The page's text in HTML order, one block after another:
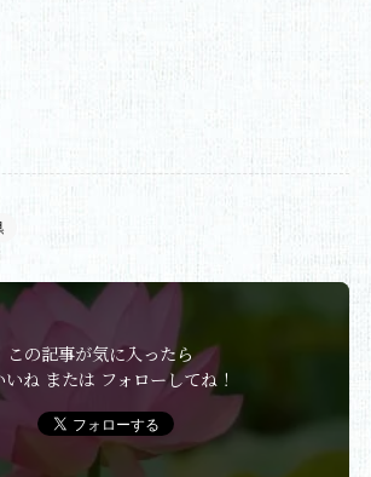
この記事が気に入ったら
ね または フォローしてね！